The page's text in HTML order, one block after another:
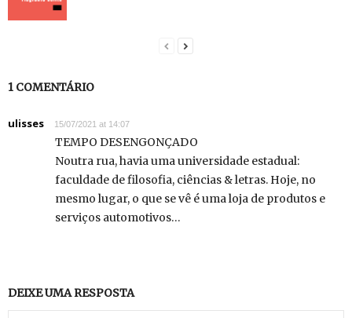
1 COMENTÁRIO
ulisses 15/07/2021 at 14:07
TEMPO DESENGONÇADO
Noutra rua, havia uma universidade estadual:
faculdade de filosofia, ciências & letras. Hoje, no
mesmo lugar, o que se vê é uma loja de produtos e
serviços automotivos…
DEIXE UMA RESPOSTA